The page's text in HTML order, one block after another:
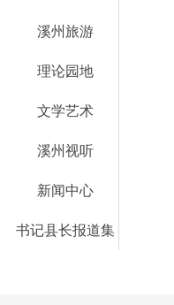
溪州旅游
理论园地
文学艺术
溪州视听
新闻中心
书记县长报道集